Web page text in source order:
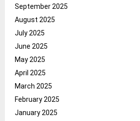
September 2025
August 2025
July 2025
June 2025
May 2025
April 2025
March 2025
February 2025
January 2025